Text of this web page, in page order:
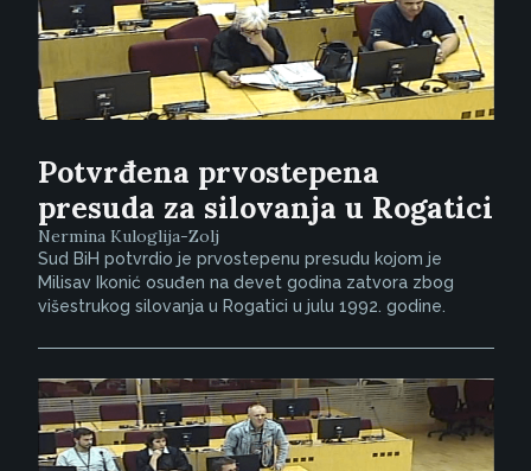
Potvrđena prvostepena
presuda za silovanja u Rogatici
Nermina Kuloglija-Zolj
Sud BiH potvrdio je prvostepenu presudu kojom je
Milisav Ikonić osuđen na devet godina zatvora zbog
višestrukog silovanja u Rogatici u julu 1992. godine.